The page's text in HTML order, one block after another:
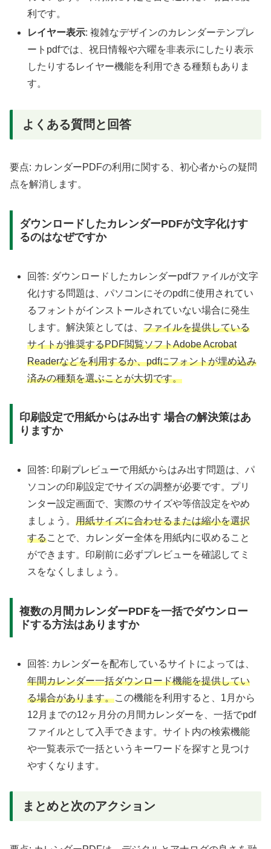
利です。
レイヤー表示: 複雑なデザインのカレンダーテンプレ
ートpdfでは、祝日情報や六曜を非表示にしたり表示
したりするレイヤー機能を利用できる種類もありま
す。
よくある質問と回答
要点: カレンダーPDFの利用に関する、初心者からの疑問
点を解消します。
ダウンロードしたカレンダーPDFが文字化けす
るのはなぜですか
回答: ダウンロードしたカレンダーpdfファイルが文字
化けする問題は、パソコンにそのpdfに使用されてい
るフォントがインストールされていない場合に発生
します。解決策としては、ファイルを提供している
サイトが推奨するPDF閲覧ソフトAdobe Acrobat
Readerなどを利用するか、pdfにフォントが埋め込み
済みの種類を選ぶことが大切です。
印刷設定で用紙からはみ出す 場合の解決策はあ
りますか
回答: 印刷プレビューで用紙からはみ出す問題は、パ
ソコンの印刷設定でサイズの調整が必要です。プリ
ンター設定画面で、実際のサイズや等倍設定をやめ
ましょう。用紙サイズに合わせるまたは縮小を選択
することで、カレンダー全体を用紙内に収めること
ができます。印刷前に必ずプレビューを確認してミ
スをなくしましょう。
複数の月間カレンダーPDFを一括でダウンロー
ドする方法はありますか
回答: カレンダーを配布しているサイトによっては、
年間カレンダー一括ダウンロード機能を提供してい
る場合があります。この機能を利用すると、1月から
12月までの12ヶ月分の月間カレンダーを、一括でpdf
ファイルとして入手できます。サイト内の検索機能
や一覧表示で一括というキーワードを探すと見つけ
やすくなります。
まとめと次のアクション